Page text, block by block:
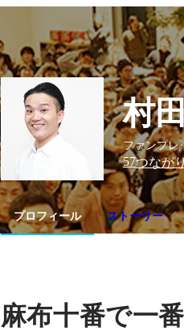
村
ファンプ
57つなが
プロフィール ストーリー
麻布十番で一